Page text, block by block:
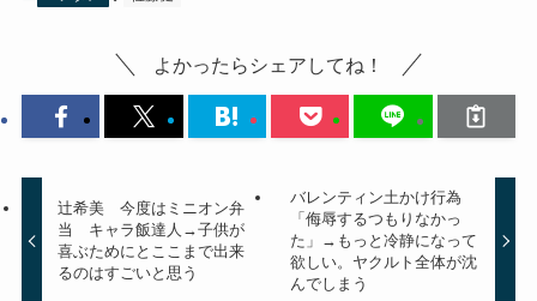
よかったらシェアしてね！
辻希美 今度はミニオン弁
当 キャラ飯達人→子供が
喜ぶためにとここまで出来
るのはすごいと思う
バレンティン土かけ行為
「侮辱するつもりなかっ
た」→もっと冷静になって
欲しい。ヤクルト全体が沈
んでしまう